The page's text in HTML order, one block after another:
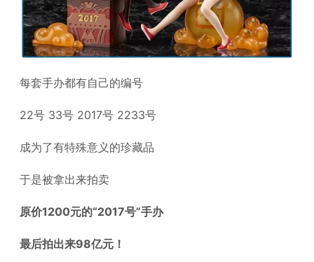
每套手办都有自己的编号
22号 33号 2017号 2233号
成为了有特殊意义的珍藏品
于是被拿出来拍卖
原价1200元的“2017号”手办
最后拍出来98亿元！